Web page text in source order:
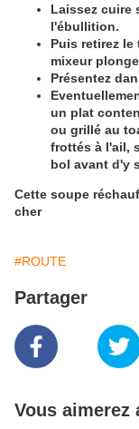
Laissez cuire
l'ébullition.
Puis retirez le
mixeur
Présentez
un plat
ou grillé au
frottés à l'ail,
bol avant d'y
Cette soupe
cher
#ROUTE
Partager
Vous aimerez